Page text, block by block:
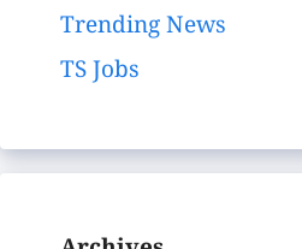
Trending News
TS Jobs